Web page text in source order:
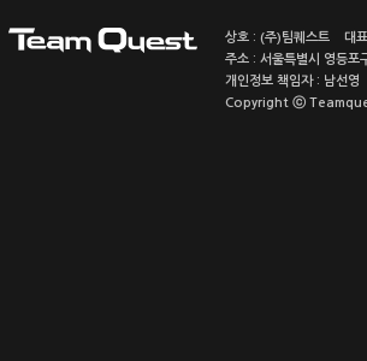
상호 : (주)팀퀘스트 대
주소 : 서울특별시 영등
개인정보 책임자 : 남
Copyright ⓒ